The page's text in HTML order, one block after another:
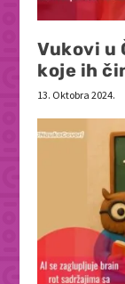
Vukovi u
koje ih
13. Oktobra 2024.